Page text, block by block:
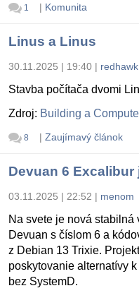
1 | Komunita
Linus a Linus
30.11.2025 | 19:40 |
Stavba počítača dvomi
Zdroj: Building a
8 | Zaujímavý článok
Devuan 6 Excalibur
03.11.2025 | 22:52 | menom
Na svete je nová
Devuan s číslom 6 a
z Debian 13 Trixie.
poskytovanie alternatívy
bez SystemD.